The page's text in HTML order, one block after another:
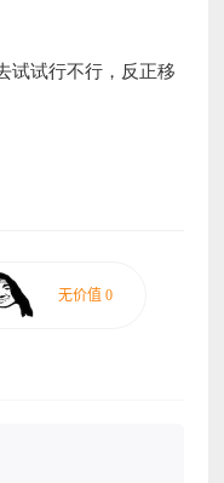
试试行不行，反正移